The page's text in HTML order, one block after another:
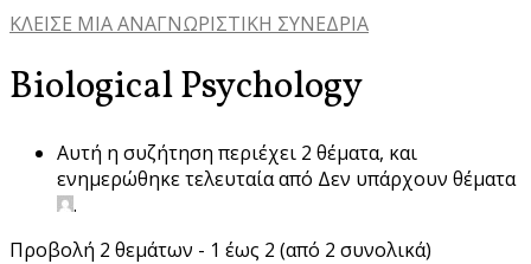
ΚΛΕΙΣΕ ΜΙΑ ΑΝΑΓΝΩΡΙΣΤΙΚΗ ΣΥΝΕΔΡΙΑ
Biological Psychology
Αυτή η συζήτηση περιέχει 2 θέματα, και
ενημερώθηκε τελευταία από Δεν υπάρχουν θέματα
.
Προβολή 2 θεμάτων - 1 έως 2 (από 2 συνολικά)